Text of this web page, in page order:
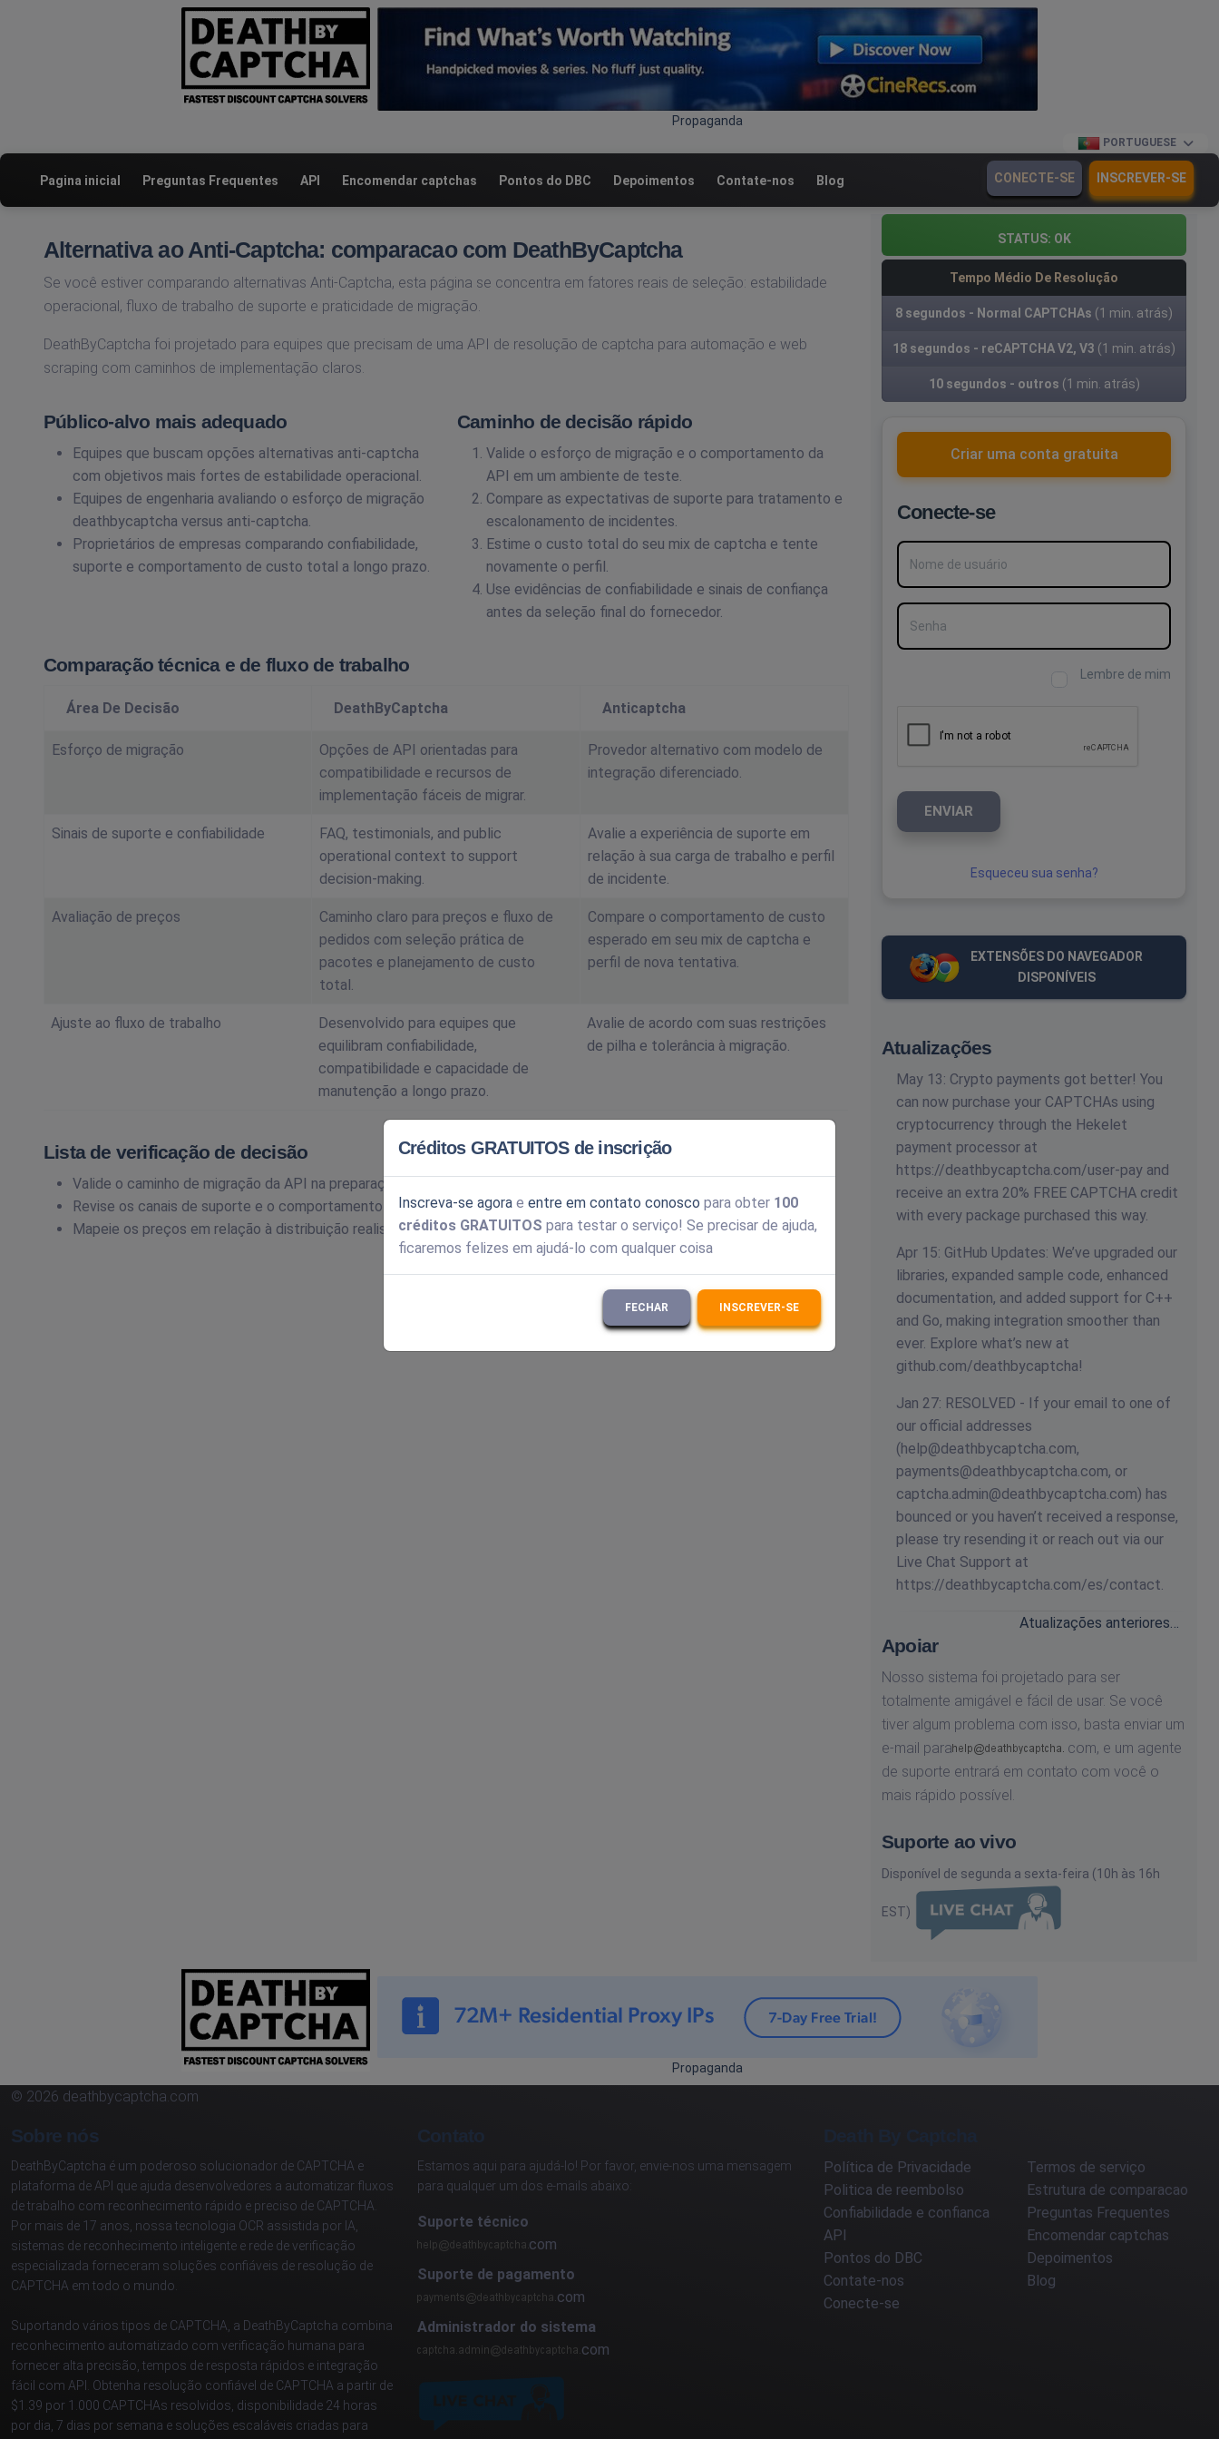
Propaganda
PORTUGUESE
Pagina inicial Preguntas Frequentes API Encomendar captchas Pontos do DBC Depoimentos Contate-nos Blog CONECTE-SE INSCREVER-SE
Alternativa ao Anti-Captcha: comparacao com DeathByCaptcha
Se você estiver comparando alternativas Anti-Captcha, esta página se concentra em fatores reais de seleção: estabilidade
operacional, fluxo de trabalho de suporte e praticidade de migração.
DeathByCaptcha foi projetado para equipes que precisam de uma API de resolução de captcha para automação e web
scraping com caminhos de implementação claros.
Público-alvo mais adequado
Equipes que buscam opções alternativas anti-captcha
com objetivos mais fortes de estabilidade operacional.
Equipes de engenharia avaliando o esforço de migração
deathbycaptcha versus anti-captcha.
Proprietários de empresas comparando confiabilidade,
suporte e comportamento de custo total a longo prazo.
Caminho de decisão rápido
Valide o esforço de migração e o comportamento da
API em um ambiente de teste.
Compare as expectativas de suporte para tratamento e
escalonamento de incidentes.
Estime o custo total do seu mix de captcha e tente
novamente o perfil.
Use evidências de confiabilidade e sinais de confiança
antes da seleção final do fornecedor.
Comparação técnica e de fluxo de trabalho
Área De Decisão DeathByCaptcha Anticaptcha
Esforço de migração
Opções de API orientadas para
compatibilidade e recursos de
implementação fáceis de migrar.
Provedor alternativo com modelo de
integração diferenciado.
Sinais de suporte e confiabilidade
FAQ, testimonials, and public
operational context to support
decision-making.
Avalie a experiência de suporte em
relação à sua carga de trabalho e perfil
de incidente.
Avaliação de preços
Caminho claro para preços e fluxo de
pedidos com seleção prática de
pacotes e planejamento de custo
total.
Compare o comportamento de custo
esperado em seu mix de captcha e
perfil de nova tentativa.
Ajuste ao fluxo de trabalho
Desenvolvido para equipes que
equilibram confiabilidade,
compatibilidade e capacidade de
manutenção a longo prazo.
Avalie de acordo com suas restrições
de pilha e tolerância à migração.
Lista de verificação de decisão
Valide o caminho de migração da API na preparação antes da transição da produção.
Revise os canais de suporte e o comportamento esperado de escalonamento.
Mapeie os preços em relação à distribuição realista do tipo captcha e ao volume de solicitações.
STATUS: OK
Tempo Médio De Resolução
8 segundos - Normal CAPTCHAs (1 min. atrás)
18 segundos - reCAPTCHA V2, V3 (1 min. atrás)
10 segundos - outros (1 min. atrás)
Criar uma conta gratuita
Conecte-se
Nome de usuário
Senha
Lembre de mim
ENVIAR
Esqueceu sua senha?
EXTENSÕES DO NAVEGADOR
DISPONÍVEIS
Atualizações
May 13: Crypto payments got better! You
can now purchase your CAPTCHAs using
cryptocurrency through the Hekelet
payment processor at
https://deathbycaptcha.com/user-pay and
receive an extra 20% FREE CAPTCHA credit
with every package purchased this way.
Apr 15: GitHub Updates: We’ve upgraded our
libraries, expanded sample code, enhanced
documentation, and added support for C++
and Go, making integration smoother than
ever. Explore what’s new at
github.com/deathbycaptcha!
Jan 27: RESOLVED - If your email to one of
our official addresses
(help@deathbycaptcha.com,
payments@deathbycaptcha.com, or
captcha.admin@deathbycaptcha.com) has
bounced or you haven’t received a response,
please try resending it or reach out via our
Live Chat Support at
https://deathbycaptcha.com/es/contact.
Atualizações anteriores…
Apoiar
Nosso sistema foi projetado para ser
totalmente amigável e fácil de usar. Se você
tiver algum problema com isso, basta enviar um
e-mail para
com, e um agente
de suporte entrará em contato com você o
mais rápido possível.
Suporte ao vivo
Disponível de segunda a sexta-feira (10h às 16h
EST)
Propaganda
© 2026 deathbycaptcha.com
Sobre nós
DeathByCaptcha é um poderoso solucionador de CAPTCHA e
plataforma de API que ajuda desenvolvedores a automatizar fluxos
de trabalho com reconhecimento rápido e preciso de CAPTCHA.
Por mais de 17 anos, nossa tecnologia OCR assistida por IA,
sistemas de reconhecimento inteligente e rede de verificação
especializada forneceram soluções confiáveis de resolução de
CAPTCHA em todo o mundo.
Suportando vários tipos de CAPTCHA, a DeathByCaptcha combina
reconhecimento automatizado com verificação humana para
fornecer alta precisão, tempos de resposta rápidos e integração
fácil com API. Obtenha resolução confiável de CAPTCHA a partir de
$1.39 por 1.000 CAPTCHAs resolvidos, disponibilidade 24 horas
por dia, 7 dias por semana e soluções escaláveis criadas para
Contato
Estamos aqui para ajudá-lo! Por favor, envie-nos uma mensagem
para qualquer um dos e-mails abaixo:
Suporte técnico
com
Suporte de pagamento
com
Administrador do sistema
com
Política de Privacidade
Termos de serviço
Politica de reembolso
Estrutura de comparacao
Confiabilidade e confianca
Preguntas Frequentes
API
Encomendar captchas
Pontos do DBC
Depoimentos
Contate-nos
Blog
Conecte-se
Créditos GRATUITOS de inscrição
Inscreva-se agora e entre em contato conosco para obter 100
créditos GRATUITOS para testar o serviço! Se precisar de ajuda,
ficaremos felizes em ajudá-lo com qualquer coisa
FECHAR INSCREVER-SE